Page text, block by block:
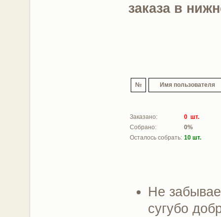
заказа в
№ Имя пользователя
Заказано:
0 шт.
Собрано:
0%
Осталось собрать: 10 шт.
Не
сугубо